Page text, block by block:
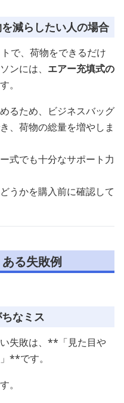
減らしたい人の場合
で、荷物をできるだけ
ンには、 エアー充填式の
。
るため、ビジネスバッグ
、荷物の総量を増やしま
式でも十分なサポート力
うかを購入前に確認して
る失敗例
なミス
失敗は、**「見た目や
**です。
。